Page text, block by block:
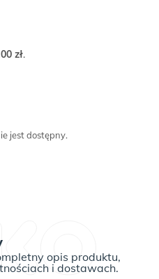
zł.
jest dostępny.
opis produktu,
i dostawach.